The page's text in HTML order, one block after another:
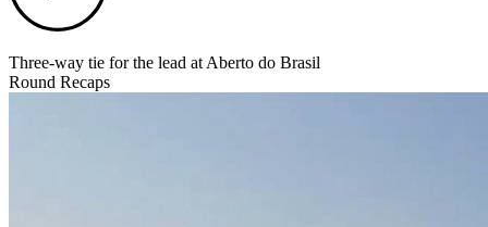
Three-way tie for the lead at Aberto do Brasil
Round Recaps